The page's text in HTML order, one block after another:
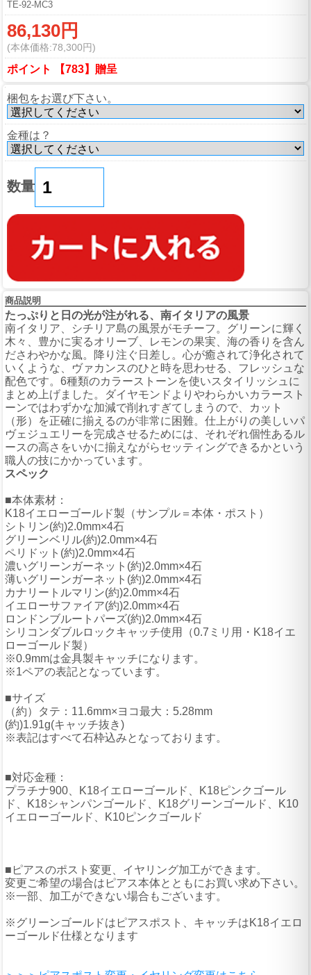
TE-92-MC3
86,130円
(本体価格:78,300円)
ポイント 【783】贈呈
梱包をお選び下さい。
金種は？
数量
商品説明
たっぷりと日の光が注がれる、南イタリアの風景
南イタリア、シチリア島の風景がモチーフ。グリーンに輝く
木々、豊かに実るオリーブ、レモンの果実、海の香りを含ん
ださわやかな風。降り注ぐ日差し。心が癒されて浄化されて
いくような、ヴァカンスのひと時を思わせる、フレッシュな
配色です。6種類のカラーストーンを使いスタイリッシュに
まとめ上げました。ダイヤモンドよりやわらかいカラースト
ーンではわずかな加減で削れすぎてしまうので、カット
（形）を正確に揃えるのが非常に困難。仕上がりの美しいパ
ヴェジュエリーを完成させるためには、それぞれ個性あるル
ースの高さをいかに揃えながらセッティングできるかという
職人の技にかかっています。
スペック
■本体素材：
K18イエローゴールド製（サンプル＝本体・ポスト）
シトリン(約)2.0mm×4石
グリーンベリル(約)2.0mm×4石
ペリドット(約)2.0mm×4石
濃いグリーンガーネット(約)2.0mm×4石
薄いグリーンガーネット(約)2.0mm×4石
カナリートルマリン(約)2.0mm×4石
イエローサファイア(約)2.0mm×4石
ロンドンブルートパーズ(約)2.0mm×4石
シリコンダブルロックキャッチ使用（0.7ミリ用・K18イエ
ローゴールド製）
※0.9mmは金具製キャッチになります。
※1ペアの表記となっています。
■サイズ
（約）タテ：11.6mm×ヨコ最大：5.28mm
(約)1.91g(キャッチ抜き)
※表記はすべて石枠込みとなっております。
■対応金種：
プラチナ900、K18イエローゴールド、K18ピンクゴール
ド、K18シャンパンゴールド、K18グリーンゴールド、K10
イエローゴールド、K10ピンクゴールド
■ピアスのポスト変更、イヤリング加工ができます。
変更ご希望の場合はピアス本体とともにお買い求め下さい。
※一部、加工ができない場合もございます。
※グリーンゴールドはピアスポスト、キャッチはK18イエロ
ーゴールド仕様となります